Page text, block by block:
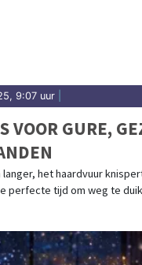
9:07 uur
VOOR GURE,
het haardvuur
perfecte tijd om weg te